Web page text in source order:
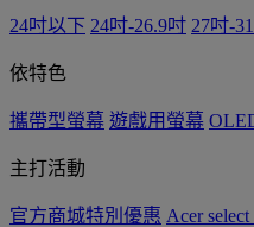
24吋以下 24吋-26.9吋 27吋-
依特色
攜帶型螢幕 遊戲用螢幕
主打活動
官方商城特別優惠 Acer